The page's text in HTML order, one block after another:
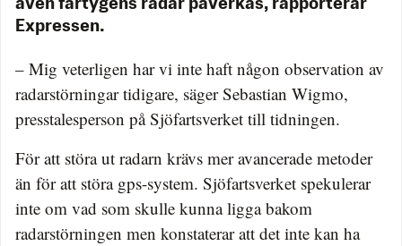
även fartygens radar påverkas, rapporterar
Expressen.
– Mig veterligen har vi inte haft någon observation av
radarstörningar tidigare, säger Sebastian Wigmo,
presstalesperson på Sjöfartsverket till tidningen.
För att störa ut radarn krävs mer avancerade metoder
än för att störa gps-system. Sjöfartsverket spekulerar
inte om vad som skulle kunna ligga bakom
radarstörningen men konstaterar att det inte kan ha